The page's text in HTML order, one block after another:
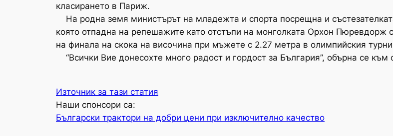
класирането в Париж.
На родна земя министърът на младежта и спорта посрещна и
която отпадна на репешажите като отстъпи на монголката Орхон Пюревдорж
на финала на скока на височина при мъжете с 2.27 метра в олимпийския
“Всички Вие донесохте много радост и гордост за България”, обърна се към
Източник за тази статия
Наши спонсори са:
Български трактори на добри цени при изключително качество